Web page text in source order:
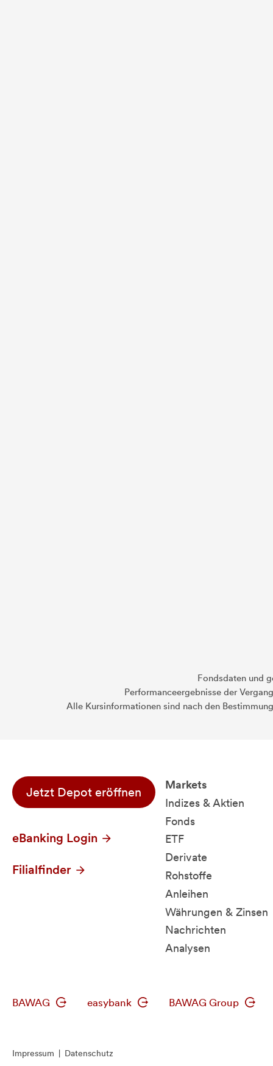
Fondsdaten und
Performanceergebnisse der
Alle Kursinformationen sind nach den
Jetzt Depot eröffnen
eBanking Login
Filialfinder
Markets
Indizes & Aktien
Fonds
ETF
Derivate
Rohstoffe
Anleihen
Währungen & Zinsen
Nachrichten
Analysen
BAWAG easybank BAWAG Group
Impressum Datenschutz